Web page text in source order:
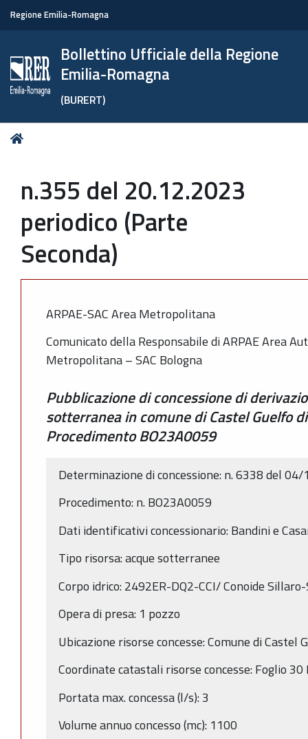
Regione Emilia-Romagna
Bollettino Ufficiale della Regione
Emilia-Romagna
(BURERT)
Tu
n.355 del 20.12.2023
periodico (Parte
Seconda)
ARPAE-SAC Area Metropolitana
Comunicato della Responsabile di ARPAE Area
Metropolitana – SAC Bologna
Pubblicazione di concessione di
sotterranea in comune di Castel Guelfo
Procedimento BO23A0059
Determinazione di concessione: n. 6338 del
Procedimento: n. BO23A0059
Dati identificativi concessionario: Bandini e
Tipo risorsa: acque sotterranee
Corpo idrico: 2492ER-DQ2-CCI/ Conoide
Opera di presa: 1 pozzo
Ubicazione risorse concesse: Comune di Castel
Coordinate catastali risorse concesse: Foglio
Portata max. concessa (l/s): 3
Volume annuo concesso (mc): 1100